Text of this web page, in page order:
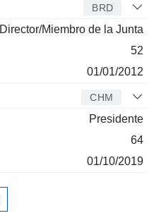
BRD
Director/Miembro de la Junta
52
01/01/2012
CHM
Presidente
64
01/10/2019